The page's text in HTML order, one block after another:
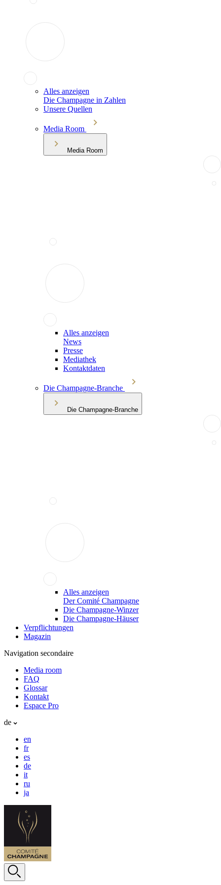
Alles anzeigen
Die Champagne in Zahlen
Unsere Quellen
Media Room
Media Room
Alles anzeigen
News
Presse
Mediathek
Kontaktdaten
Die Champagne-Branche
Die Champagne-Branche
Alles anzeigen
Der Comité Champagne
Die Champagne-Winzer
Die Champagne-Häuser
Verpflichtungen
Magazin
Navigation secondaire
Media room
FAQ
Glossar
Kontakt
Espace Pro
de
en
fr
es
de
it
ru
ja